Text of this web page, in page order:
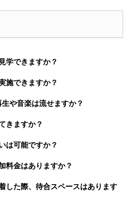
学できますか？
施できますか？
や音楽は流せますか？
きますか？
は可能ですか？
料金はありますか？
した際、待合スペースはあります